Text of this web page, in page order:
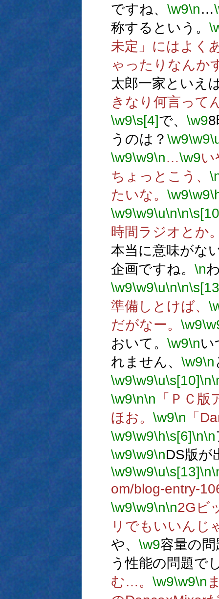
ですね、 \w9\n…
称するという。
未定」にはよく
ゃったりなんか
太郎一家といえ
きなり何言って
\w9\s[4]で、 \w9
うのは？ \w9\w9
\w9\w9\n…\w9い
ちょっとこう、
たいな。 \w9\w9
\w9\w9\u\n\n
時間ラジオとか
本当に意味がな
企画ですね。 \n
\w9\w9\u\n\n
準備しとけば、
だがなー。 \w9
おいて。 \w9\nい
れません、 \w9\n
\w9\w9\u\s[10]\n
\w9\n\n 「ＰＣ
ほお。 \w9\n 「
\w9\w9\h\s[6]\n\n
\w9\w9\nDS版が
\w9\w9\u\s[13]\n
om/blog-entry-
\w9\w9\n\n2Gビ
リでもいいんじ
や、 \w9容量の
う性能の問題で
む…。 \w9\w9\n